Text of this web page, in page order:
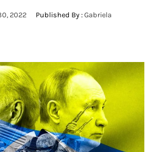
2022 Published By :Gabriela